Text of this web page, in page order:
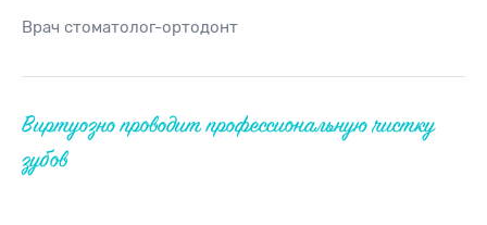
Врач стоматолог-ортодонт
Виртуозно проводит профессиональную чистку
зубов